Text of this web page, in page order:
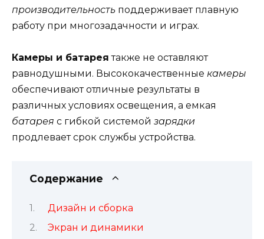
производительность поддерживает плавную
работу при многозадачности и играх.
Камеры и батарея также не оставляют
равнодушными. Высококачественные камеры
обеспечивают отличные результаты в
различных условиях освещения, а емкая
батарея с гибкой системой зарядки
продлевает срок службы устройства.
Содержание
Дизайн и сборка
Экран и динамики